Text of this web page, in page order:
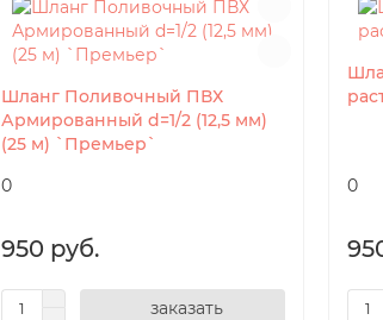
Шланг Поливочный ПВХ
Армированный d=1/2 (12,5 мм)
(25 м) `Премьер`
0
950 руб.
заказать
0